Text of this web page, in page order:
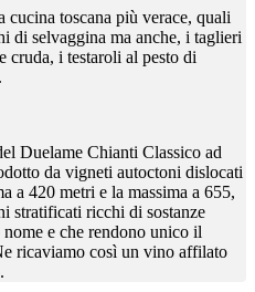
cucina toscana più verace, quali
di selvaggina ma anche, i taglieri
cruda, i testaroli al pesto di
Duelame Chianti Classico ad
da vigneti autoctoni dislocati
a 420 metri e la massima a 655,
stratificati ricchi di sostanze
e che rendono unico il
ricaviamo così un vino affilato